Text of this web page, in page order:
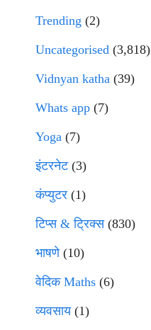
Trending (2)
Uncategorised (3,818)
Vidnyan katha (39)
Whats app (7)
Yoga (7)
इंटरनेट(3)
कंप्युटर (1)
टिप्स & ट्रिक्स(830)
भाषणे(10)
वेदिक Maths (6)
व्यवसाय(1)